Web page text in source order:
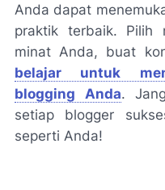
Anda dapat
praktik terbaik. Pilih
minat Anda, buat
belajar untuk
blogging Anda.
setiap blogger
seperti Anda!